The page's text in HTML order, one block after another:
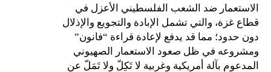
الاستعمار ضد الشعب الفلسطيني الأعزل في
قطاع غزة، والتي تشمل الإبادة والتجويع والإذلال
دون حدود؛ مما قد يدفع لإعادة قراءة “فانون”
ومشروعه في ظل صعود الاستعمار الصهيوني
المدعوم بآلة أمريكية وغربية لا تَكِلّ ولا تَمَلّ عن